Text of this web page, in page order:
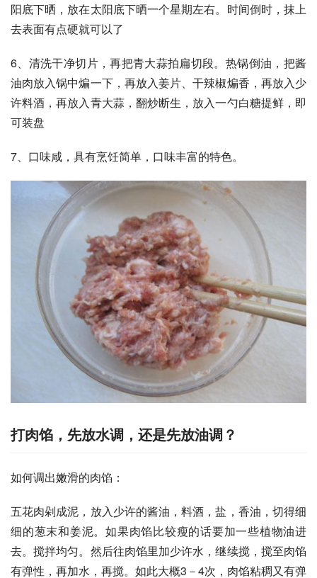
阳底下晒，放在太阳底下晒一个星期左右。时间倒时，抹上
去表面有点硬就可以了
6、清洗干净切片，再把青大蒜拍扁切段。热锅倒油，把酱
油肉放入锅中煸一下，再放入姜片、干辣椒煸香，再放入少
许料酒，再放入青大蒜，翻炒断生，放入一勺白糖提鲜，即
可装盘
7、口味咸，具有烹饪简单，口味丰富的特色。
打肉馅，先放水调，还是先放油调？
如何调出嫩滑的肉馅：
五花肉剁成泥，放入少许的酱油，料酒，盐，香油，切得细
细的葱末和姜泥。如果肉馅比较瘦的话要加一些植物油进
去。搅拌均匀。然后往肉馅里加少许水，继续搅，搅至肉馅
有弹性，再加水，再搅。如此大概3－4次，肉馅粘稠又有弹